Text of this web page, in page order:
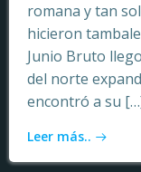
romana y tan
hicieron
Junio Bruto
del norte
encontró a su
Leer más..